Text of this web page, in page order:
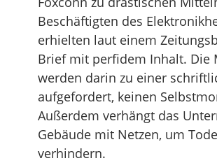
Beschäftigten des
erhielten laut einem
Brief mit perfidem Inhalt. Die
werden darin zu einer
aufgefordert, keinen
Außerdem verhängt das
Gebäude mit Netzen, um
verhindern.